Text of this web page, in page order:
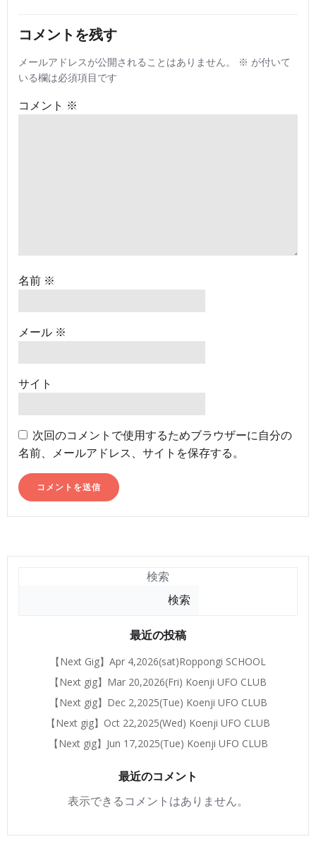
コメントを残す
メールアドレスが公開されることはありません。 ※ が付いて
いる欄は必須項目です
コメント ※
名前 ※
メール ※
サイト
次回のコメントで使用するためブラウザーに自分の
名前、メールアドレス、サイトを保存する。
検索
検索
最近の投稿
【Next Gig】Apr 4,2026(sat)Roppongi SCHOOL
【Next gig】Mar 20,2026(Fri) Koenji UFO CLUB
【Next gig】Dec 2,2025(Tue) Koenji UFO CLUB
【Next gig】Oct 22,2025(Wed) Koenji UFO CLUB
【Next gig】Jun 17,2025(Tue) Koenji UFO CLUB
最近のコメント
表示できるコメントはありません。